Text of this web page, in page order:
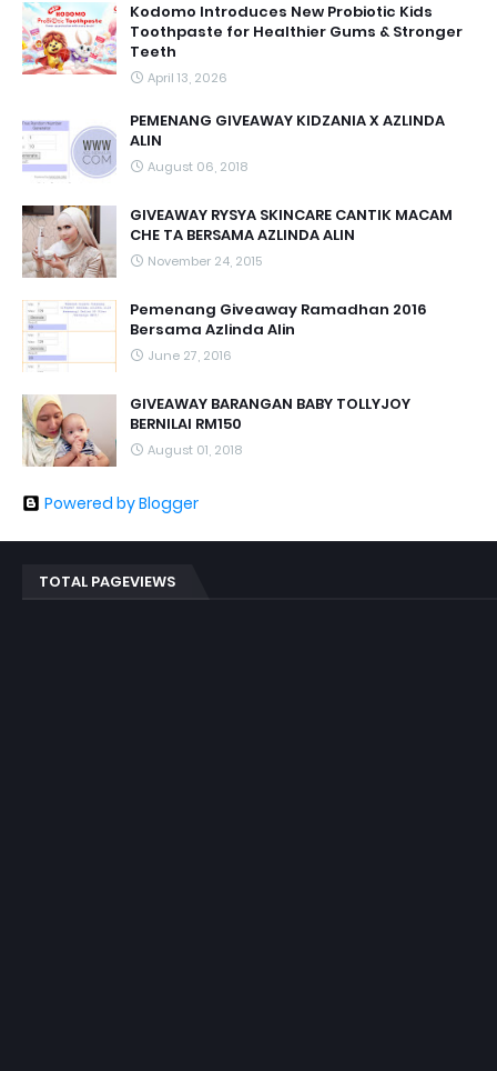
Kodomo Introduces New Probiotic Kids
Toothpaste for Healthier Gums & Stronger
Teeth
April 13, 2026
PEMENANG GIVEAWAY KIDZANIA X AZLINDA
ALIN
August 06, 2018
GIVEAWAY RYSYA SKINCARE CANTIK MACAM
CHE TA BERSAMA AZLINDA ALIN
November 24, 2015
Pemenang Giveaway Ramadhan 2016
Bersama Azlinda Alin
June 27, 2016
GIVEAWAY BARANGAN BABY TOLLYJOY
BERNILAI RM150
August 01, 2018
Powered by Blogger
TOTAL PAGEVIEWS